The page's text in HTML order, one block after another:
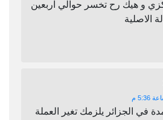
و هيك رح تخسر حوالي اربعين
الاصلية
في الجزائر يلزمك تغير العملة